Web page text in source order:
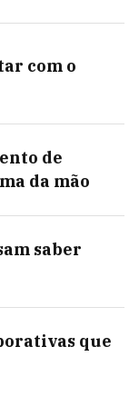
com o
de
da mão
saber
que